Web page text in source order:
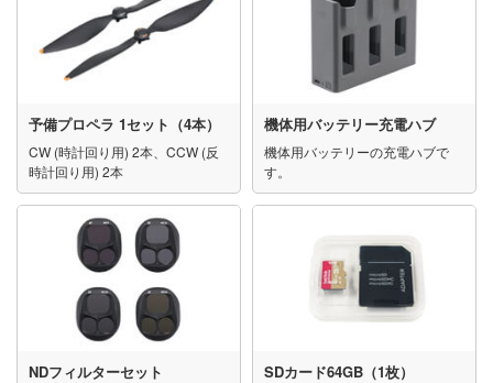
予備プロペラ 1セット（4本）
CW (時計回り用) 2本、CCW (反
時計回り用) 2本
機体用バッテリー充電ハブ
機体用バッテリーの充電ハブで
す。
NDフィルターセット SDカード64GB（1枚）